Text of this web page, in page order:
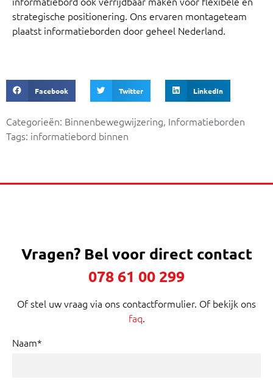
strategische positionering. Ons ervaren montageteam
plaatst informatieborden door geheel Nederland.
Facebook Twitter LinkedIn
Categorieën: Binnenbewegwijzering, Informatieborden
Tags: informatiebord binnen
Vragen? Bel voor direct contact
078 61 00 299
Of stel uw vraag via ons contactformulier. Of bekijk ons
faq.
Naam*